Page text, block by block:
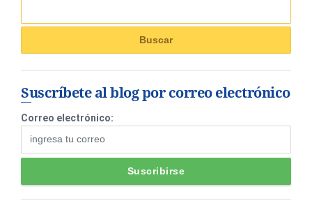
Suscríbete al blog por correo electrónico
Correo electrónico: